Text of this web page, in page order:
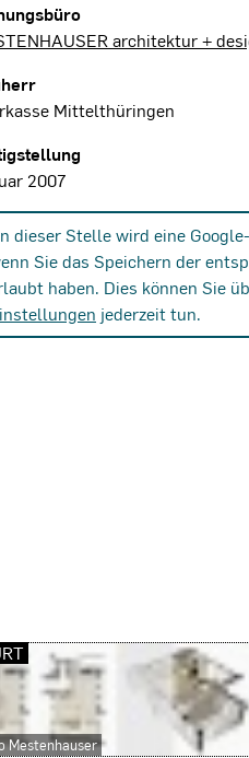
architektur +
Mittelthüringen
2007
dieser Stelle wird eine
Sie das Speichern der
haben. Dies können Sie
jederzeit tun.
Mestenhauser